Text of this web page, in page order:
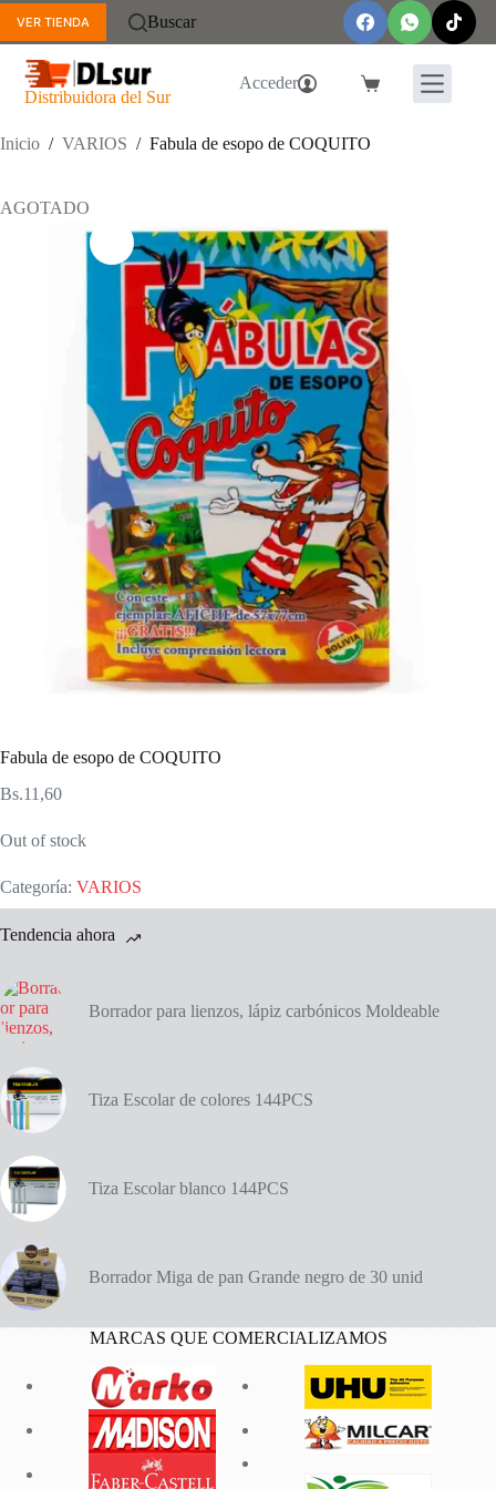
Saltar
contenido
VER TIENDA Buscar
Distribuidora del Sur
Acceder
Carro
Inicio / VARIOS / Fabula de esopo de COQUITO
AGOTADO
Fabula de esopo de COQUITO
Bs.11,60
Out of stock
Categoría: VARIOS
Tendencia ahora
Borrador para lienzos, lápiz carbónicos Moldeable
Tiza Escolar de colores 144PCS
Tiza Escolar blanco 144PCS
Borrador Miga de pan Grande negro de 30 unid
MARCAS QUE COMERCIALIZAMOS